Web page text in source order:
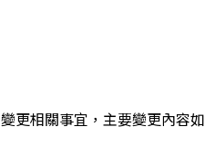
變更相關事宜， 主要變更內容如